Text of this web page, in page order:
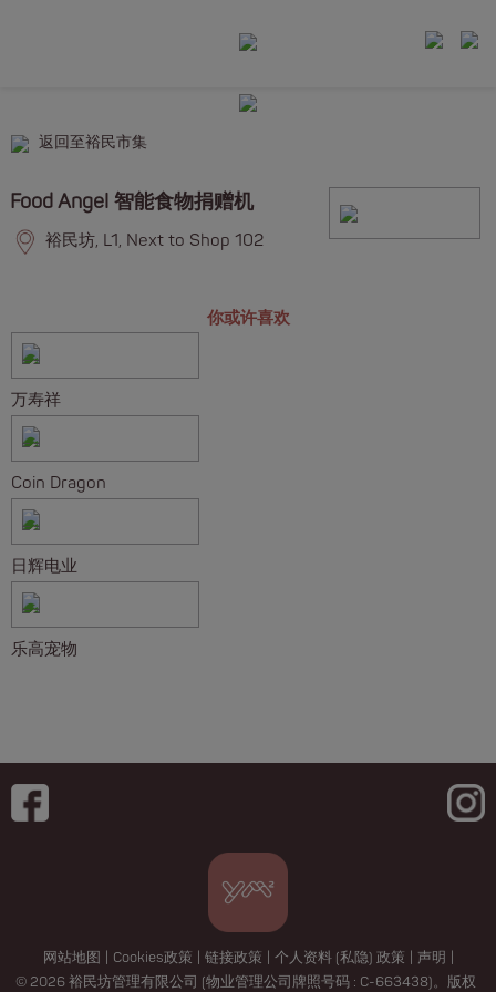
返回至裕民市集
Food Angel 智能食物捐赠机
裕民坊, L1, Next to Shop 102
你或许喜欢
万寿祥
Coin Dragon
日辉电业
乐高宠物
网站地图 Cookies政策 链接政策 个人资料 (私隐) 政策 声明
© 2026 裕民坊管理有限公司 (物业管理公司牌照号码 : C-663438)。版权